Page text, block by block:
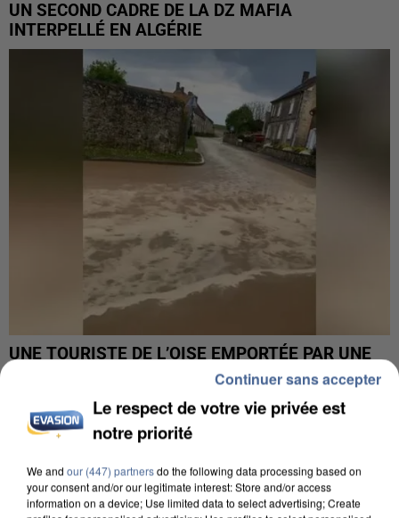
UN SECOND CADRE DE LA DZ MAFIA
INTERPELLÉ EN ALGÉRIE
UNE TOURISTE DE L’OISE EMPORTÉE PAR UNE
COULÉE DE BOUE EN HAUTE-SAVOIE
Le respect de votre vie privée est
notre priorité
We and our (447) partnersdo the following data processing based on
your consent and/or our legitimate interest: Store and/or access
information on a device; Use limited data to select advertising; Create
Continuer sans accepter